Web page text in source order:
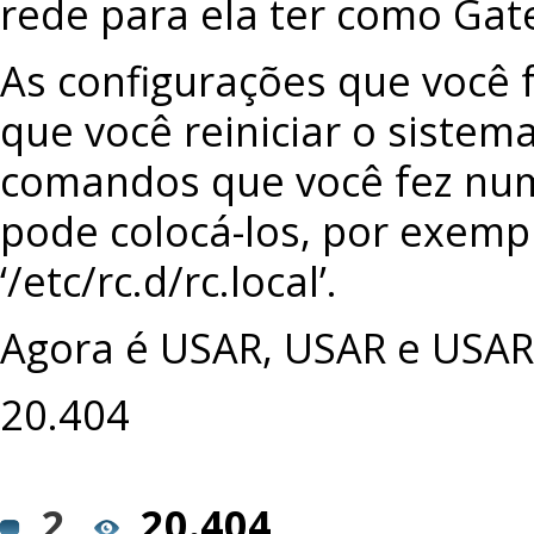
rede para ela ter como
As configurações que
que você reiniciar o
comandos que você fez
pode colocá-los, por
‘/etc/rc.d/rc.local’.
Agora é USAR, USAR e
20.404